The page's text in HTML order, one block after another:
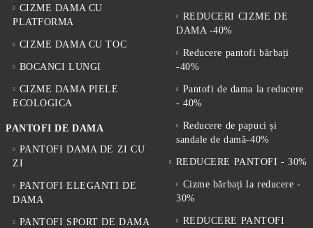
CIZME DAMA CU
PLATFORMA
CIZME DAMA CU TOC
BOCANCI LUNGI
CIZME DAMA PIELE
ECOLOGICA
PANTOFI DE DAMA
PANTOFI DAMA DE ZI CU
ZI
PANTOFI ELEGANTI DE
DAMA
PANTOFI SPORT DE DAMA
REDUCERI CIZME DE
DAMA -40%
Reducere pantofi bărbați
-40%
Pantofi de dama la reducere
- 40%
Reducere de papuci și
sandale de damă-40%
REDUCERE PANTOFI - 30%
Cizme bărbați la reducere -
30%
REDUCERE PANTOFI